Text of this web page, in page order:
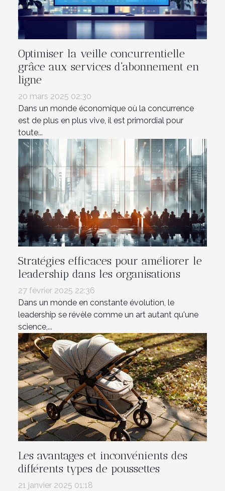
Optimiser la veille concurrentielle
grâce aux services d'abonnement en
ligne
20 mars 2025 02:30
Dans un monde économique où la concurrence
est de plus en plus vive, il est primordial pour
toute...
Stratégies efficaces pour améliorer le
leadership dans les organisations
27 février 2025 22:36
Dans un monde en constante évolution, le
leadership se révèle comme un art autant qu'une
science,...
Les avantages et inconvénients des
différents types de poussettes
21 janvier 2025 01:18